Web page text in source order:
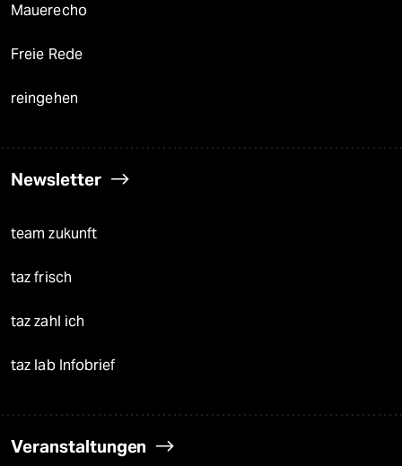
Mauerecho
Freie Rede
reingehen
Newsletter
team zukunft
taz frisch
taz zahl ich
taz lab Infobrief
Veranstaltungen